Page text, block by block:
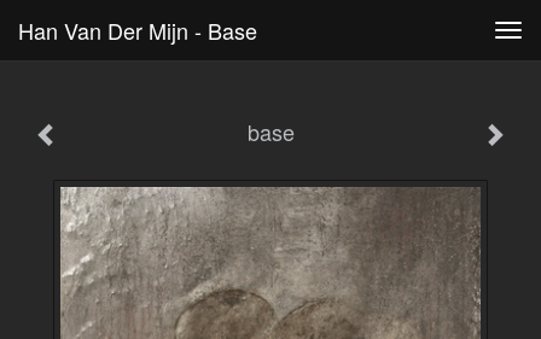
Han Van Der Mijn - Base
base